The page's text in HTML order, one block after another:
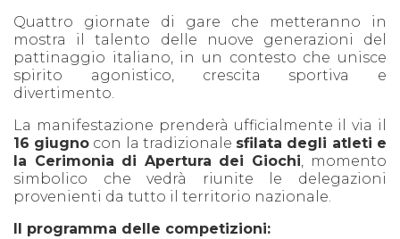
Quattro giornate di gare che metteranno in
mostra il talento delle nuove generazioni del
pattinaggio italiano, in un contesto che unisce
spirito agonistico, crescita sportiva e
divertimento.
La manifestazione prenderà ufficialmente il via il
16 giugno con la tradizionale sfilata degli atleti e
la Cerimonia di Apertura dei Giochi, momento
simbolico che vedrà riunite le delegazioni
provenienti da tutto il territorio nazionale.
Il programma delle competizioni: